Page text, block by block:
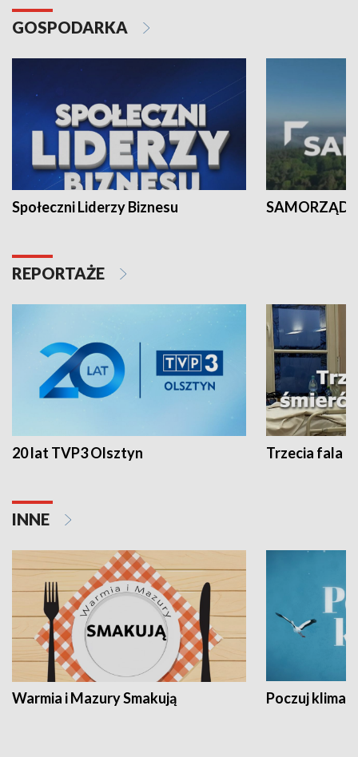
GOSPODARKA
Społeczni Liderzy Biznesu SAMORZĄD
REPORTAŻE
20 lat TVP3 Olsztyn Trzecia fala -
INNE
Warmia i Mazury Smakują Poczuj klimat